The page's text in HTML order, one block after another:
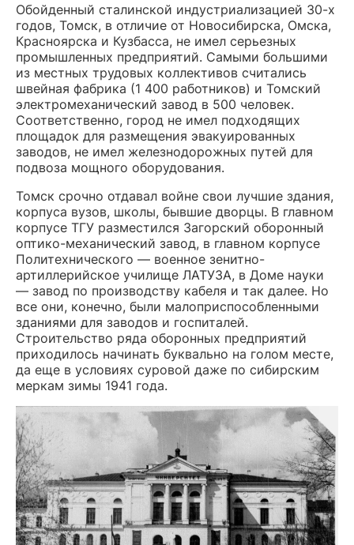
Обойденный сталинской индустриализацией 30-х
годов, Томск, в отличие от Новосибирска, Омска,
Красноярска и Кузбасса, не имел серьезных
промышленных предприятий. Самыми большими
из местных трудовых коллективов считались
швейная фабрика (1 400 работников) и Томский
электромеханический завод в 500 человек.
Соответственно, город не имел подходящих
площадок для размещения эвакуированных
заводов, не имел железнодорожных путей для
подвоза мощного оборудования.
Томск срочно отдавал войне свои лучшие здания,
корпуса вузов, школы, бывшие дворцы. В главном
корпусе ТГУ разместился Загорский оборонный
оптико-механический завод, в главном корпусе
Политехнического — военное зенитно-
артиллерийское училище ЛАТУЗА, в Доме науки
— завод по производству кабеля и так далее. Но
все они, конечно, были малоприспособленными
зданиями для заводов и госпиталей.
Строительство ряда оборонных предприятий
приходилось начинать буквально на голом месте,
да еще в условиях суровой даже по сибирским
меркам зимы 1941 года.